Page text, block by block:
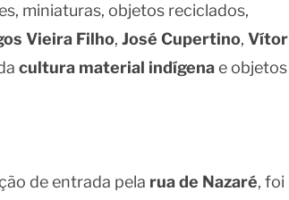
miniaturas, objetos reciclados,
Vieira Filho, José Cupertino, Vítor
cultura material indígenae objetos
de entrada pela rua de Nazaré, foi